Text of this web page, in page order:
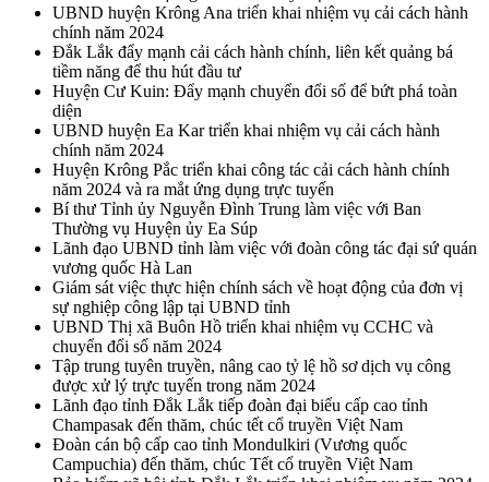
UBND huyện Krông Ana triển khai nhiệm vụ cải cách hành
chính năm 2024
Đắk Lắk đẩy mạnh cải cách hành chính, liên kết quảng bá
tiềm năng để thu hút đầu tư
Huyện Cư Kuin: Đẩy mạnh chuyển đổi số để bứt phá toàn
diện
UBND huyện Ea Kar triển khai nhiệm vụ cải cách hành
chính năm 2024
Huyện Krông Pắc triển khai công tác cải cách hành chính
năm 2024 và ra mắt ứng dụng trực tuyến
Bí thư Tỉnh ủy Nguyễn Đình Trung làm việc với Ban
Thường vụ Huyện ủy Ea Súp
Lãnh đạo UBND tỉnh làm việc với đoàn công tác đại sứ quán
vương quốc Hà Lan
Giám sát việc thực hiện chính sách về hoạt động của đơn vị
sự nghiệp công lập tại UBND tỉnh
UBND Thị xã Buôn Hồ triển khai nhiệm vụ CCHC và
chuyển đổi số năm 2024
Tập trung tuyên truyền, nâng cao tỷ lệ hồ sơ dịch vụ công
được xử lý trực tuyến trong năm 2024
Lãnh đạo tỉnh Đắk Lắk tiếp đoàn đại biểu cấp cao tỉnh
Champasak đến thăm, chúc tết cổ truyền Việt Nam
Đoàn cán bộ cấp cao tỉnh Mondulkiri (Vương quốc
Campuchia) đến thăm, chúc Tết cổ truyền Việt Nam